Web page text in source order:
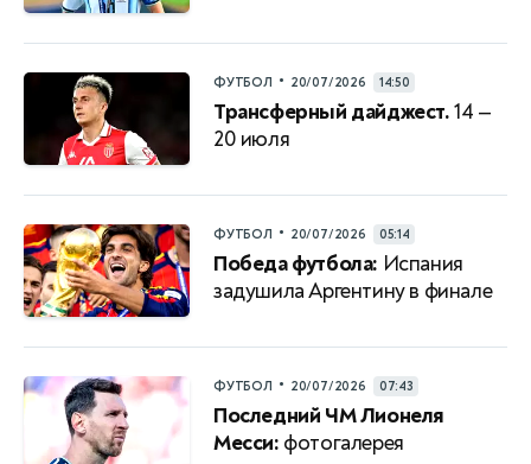
ФУТБОЛ • 20/07/2026 14:50
Трансферный дайджест.14 —
20 июля
ФУТБОЛ • 20/07/2026 05:14
Победа футбола: Испания
задушила Аргентину в финале
ФУТБОЛ • 20/07/2026 07:43
Последний ЧМ Лионеля
Месси: фотогалерея